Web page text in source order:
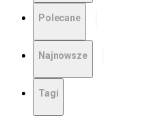
Polecane
Najnowsze
Tagi